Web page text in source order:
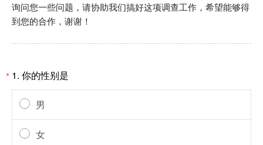
询问您一些问题，请协助我们搞好这项调查工作，希望能够得
到您的合作，谢谢！
* 1. 你的性别是
男
女